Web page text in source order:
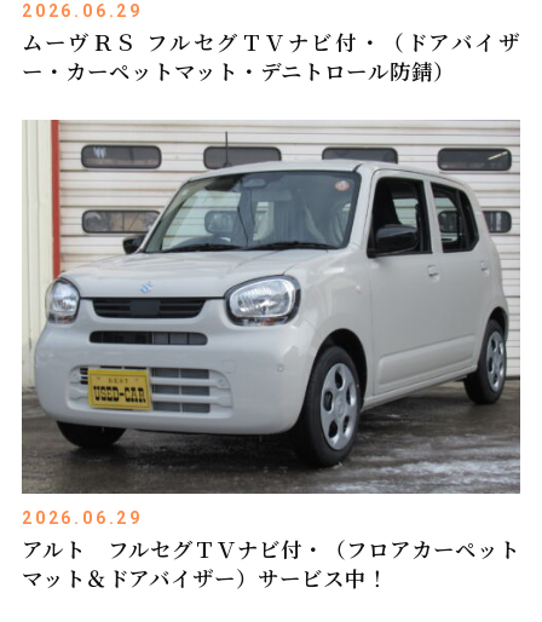
2026.06.29
ムーヴＲＳ フルセグＴＶナビ付・（ドアバイザ
ー・カーペットマット・デニトロール防錆）
2026.06.29
アルト フルセグＴＶナビ付・（フロアカーペット
マット＆ドアバイザー）サービス中！